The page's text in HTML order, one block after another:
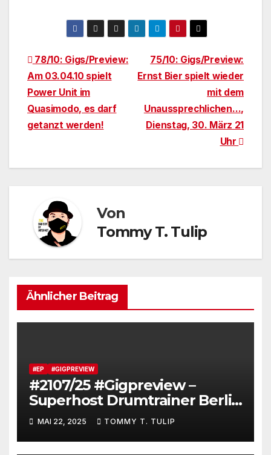
Beitragsnavigation
75/10: Gigs/Preview:
Ernst Bier spielt wieder
mit dem
Unaussprechlichen…,
Dienstag, 30. März 21
Uhr
78/10: Gigs/Preview:
Am 03.04.10 spielt
Power Unit im
Quasimodo, es darf
getanzt werden!
Von
Tommy T. Tulip
Ähnlicher Beitrag
#EP #GIGPREVIEW
#2107/25 #Gigpreview –
Superhost Drumtrainer Berlin
(Dirk Erchinger) veranstaltet
#Booom in Berlin (Junction
Bar, 31.05.25 um 22 Uhr)
MAI 22, 2025 TOMMY T. TULIP